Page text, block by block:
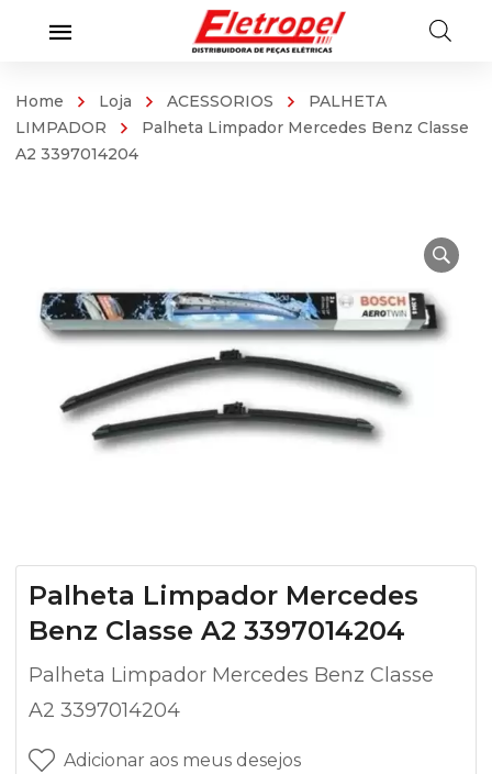
Home Loja ACESSORIOS
PALHETA
LIMPADOR
Palheta Limpador Mercedes Benz Classe
A2 3397014204
Palheta Limpador Mercedes
Benz Classe A2 3397014204
Palheta Limpador Mercedes Benz Classe
A2 3397014204
Adicionar aos meus desejos